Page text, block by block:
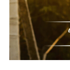
εξελίξεις στην
όπως η
μετανάστευση
συζητήσεων σε